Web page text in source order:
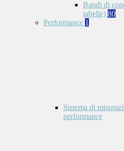
Bandi di
tabelle) 80
Performance 1
Sistema di
performance